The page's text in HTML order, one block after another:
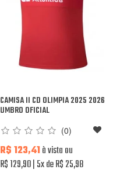
CAMISA II CD OLIMPIA 2025 2026
UMBRO OFICIAL
(0)
R$ 123,41à vista ou
R$ 129,90 5x de R$ 25,98